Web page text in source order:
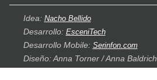
Idea: Nacho Bellido
Desarrollo: EsceniTech
Desarrollo Mobile: Serinfon.com
Diseño: Anna Torner / Anna Baldrich